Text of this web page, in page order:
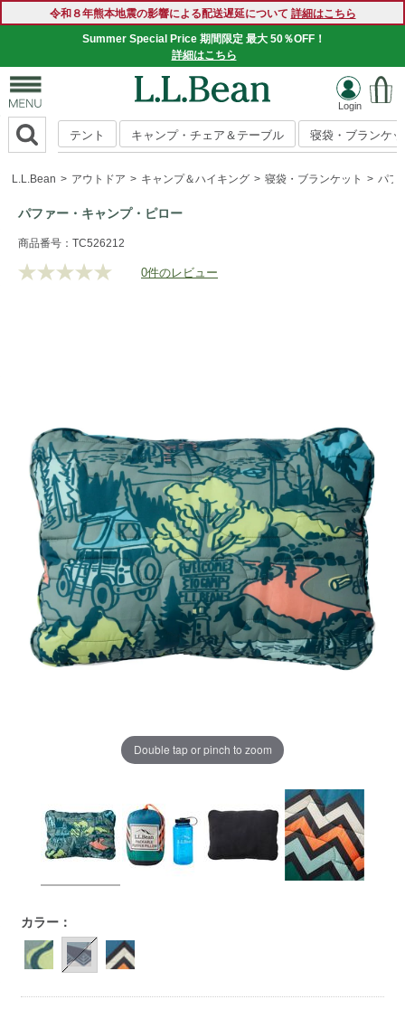
令和８年熊本地震の影響による配送遅延について 詳細はこちら
Summer Special Price 期間限定 最大 50％OFF！
詳細はこちら
テント キャンプ・チェア＆テーブル 寝袋・ブランケ
L.L.Bean アウトドア キャンプ＆ハイキング 寝袋・ブランケット パフ
パファー・キャンプ・ピロー
https://www.llbean.co.jp/outdoor/camp-
hiking/sleeping-
商品番号：TC526212
評
リ
ン
ク。
0件のレビュー
Double tap or pinch to zoom
https://www.llbean.co.jp/outdoor/camp-
hiking/sleeping-
bag/g/P5827476.html
カラー：